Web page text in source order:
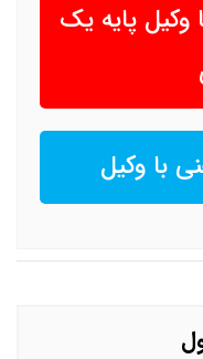
وکیل پایه یک
با وکیل